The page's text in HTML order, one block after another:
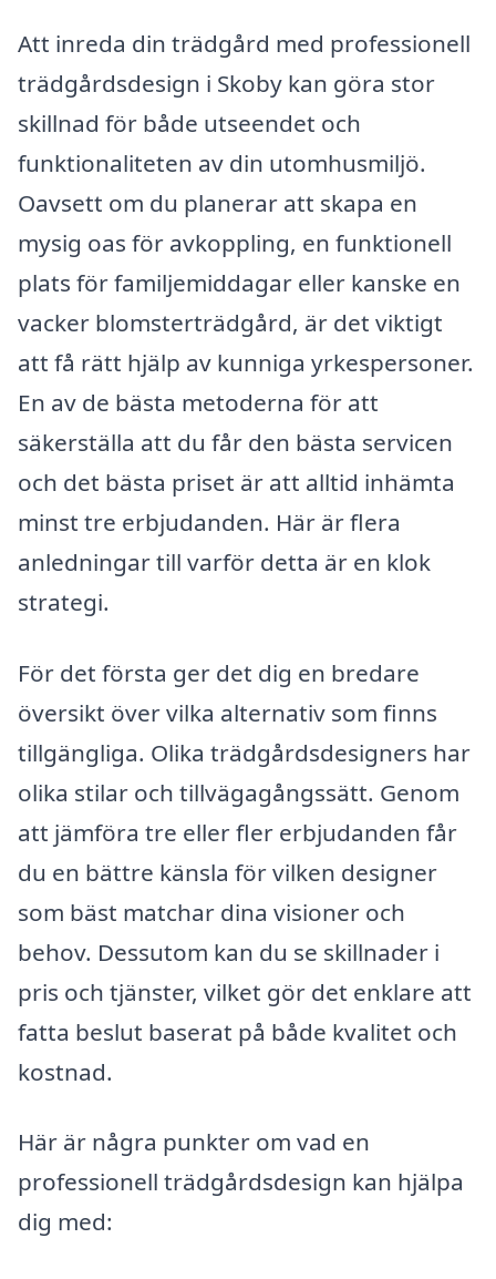
Att inreda din trädgård med professionell
trädgårdsdesign i Skoby kan göra stor
skillnad för både utseendet och
funktionaliteten av din utomhusmiljö.
Oavsett om du planerar att skapa en
mysig oas för avkoppling, en funktionell
plats för familjemiddagar eller kanske en
vacker blomsterträdgård, är det viktigt
att få rätt hjälp av kunniga yrkespersoner.
En av de bästa metoderna för att
säkerställa att du får den bästa servicen
och det bästa priset är att alltid inhämta
minst tre erbjudanden. Här är flera
anledningar till varför detta är en klok
strategi.
För det första ger det dig en bredare
översikt över vilka alternativ som finns
tillgängliga. Olika trädgårdsdesigners har
olika stilar och tillvägagångssätt. Genom
att jämföra tre eller fler erbjudanden får
du en bättre känsla för vilken designer
som bäst matchar dina visioner och
behov. Dessutom kan du se skillnader i
pris och tjänster, vilket gör det enklare att
fatta beslut baserat på både kvalitet och
kostnad.
Här är några punkter om vad en
professionell trädgårdsdesign kan hjälpa
dig med: